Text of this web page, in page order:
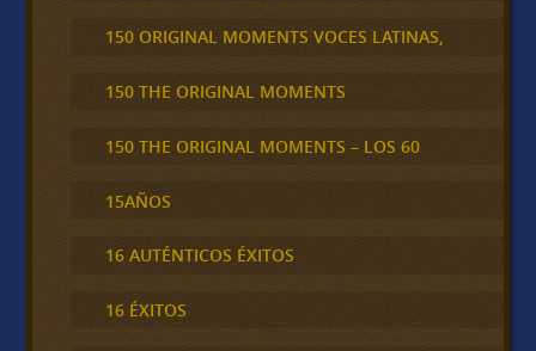
150 ORIGINAL MOMENTS VOCES LATINAS,
150 THE ORIGINAL MOMENTS
150 THE ORIGINAL MOMENTS – LOS 60
15AÑOS
16 AUTÉNTICOS ÉXITOS
16 ÉXITOS